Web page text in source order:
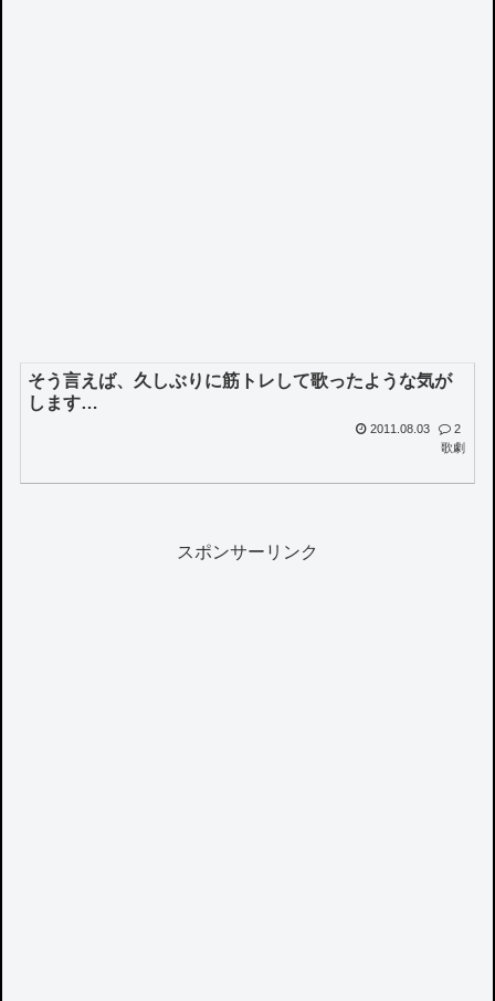
そう言えば、久しぶりに筋トレして歌ったような気が
します…
2011.08.03
2
歌劇
スポンサーリンク